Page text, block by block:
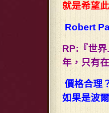
就是希望
Robert
RP:『世
年，只有
價格合理
如果是波